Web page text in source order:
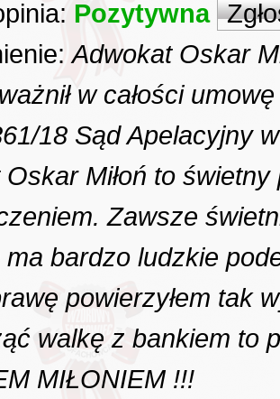
Pozytywna
Adwokat Oskar
w całości
18 Sąd Apelacyjny
Miłoń to
Zawsze
bardzo ludzkie
powierzyłem tak
walkę z bankiem to
MIŁONIEM !!!